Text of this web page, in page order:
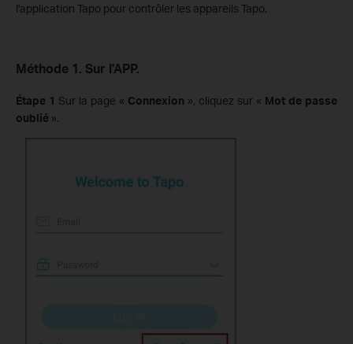
l'application Tapo pour contrôler les appareils Tapo.
Méthode 1. Sur l'APP.
Étape 1 Sur la page « Connexion », cliquez sur « Mot de passe
oublié ».